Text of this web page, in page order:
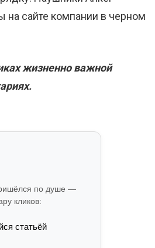
на сайте компании в черном
жизненно важной
по душе —
кликов:
статьёй